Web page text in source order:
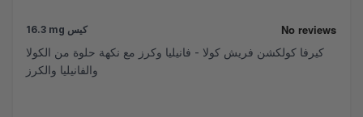
16.3 mg كيس
كيرفا كولكشن فريش كولا - فانيليا وكرز مع نكهة حلوة من الكولا
والفانيليا والكرز